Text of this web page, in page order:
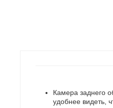
Камера заднего
удобнее видеть,